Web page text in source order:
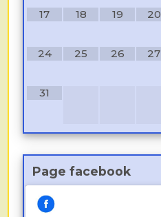
17 18 19 20
24 25 26 27
31
Page facebook